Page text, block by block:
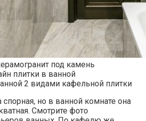
но в ванной комнате она
Смотрите фото